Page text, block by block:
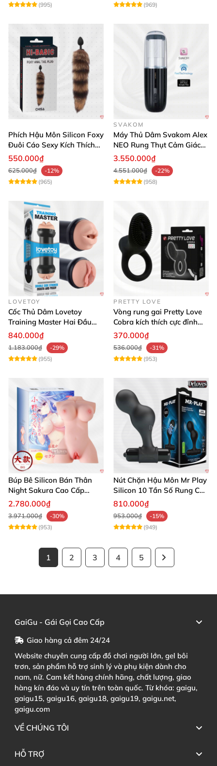
(995)
(969)
Phích Hậu Môn Silicon Foxy
Đuôi Cáo Sexy Kích Thích
Đỉnh Cao
550.000₫
625.000₫
-12%
(965)
SVAKOM
Máy Thủ Dâm Svakom Alex
NEO Rung Thụt Cảm Giác
Thật, App Điều Khiển
3.550.000₫
4.551.000₫
-22%
(958)
LOVETOY
Cốc Thủ Dâm Lovetoy
Training Master Hai Đầu
Siêu Thật, Tăng Khoái Cảm
840.000₫
1.183.000₫
-29%
(955)
PRETTY LOVE
Vòng rung gai Pretty Love
Cobra kích thích cực đỉnh
trải nghiệm
370.000₫
536.000₫
-31%
(953)
Búp Bê Silicon Bán Thân
Night Sakura Cao Cấp
Rung Đa Chức Năng
2.780.000₫
3.971.000₫
-30%
(953)
Nút Chặn Hậu Môn Mr Play
Silicon 10 Tần Số Rung Cao
Cấp
810.000₫
953.000₫
-15%
(949)
1 2 3 4 5
GaiGu - Gái Gọi Cao Cấp
Giao hàng cả đêm 24/24
Website chuyên cung cấp đồ chơi người lớn, gel bôi
trơn, sản phẩm hỗ trợ sinh lý và phụ kiện dành cho
nam, nữ. Cam kết hàng chính hãng, chất lượng, giao
hàng kín đáo và uy tín trên toàn quốc. Từ khóa: gaigu,
gaigu15, gaigu16, gaigu18, gaigu19, gaigu.net,
gaigu.com
VỀ CHÚNG TÔI
HỖ TRỢ